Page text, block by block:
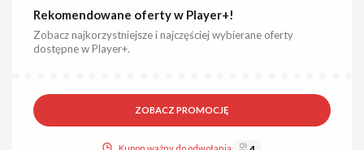
Rekomendowane oferty w Player+!
Zobacz najkorzystniejsze i najczęściej wybierane oferty
dostępne w Player+.
ZOBACZ PROMOCJĘ